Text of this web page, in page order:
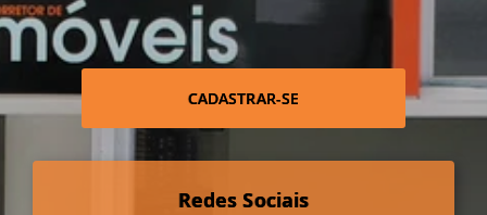
CADASTRAR-SE
Redes Sociais